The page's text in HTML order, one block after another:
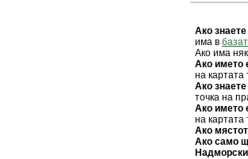
Ако
има в
Ако има
Ако името
на картата
Ако
точка на
Ако името
на картата
Ако
Ако само